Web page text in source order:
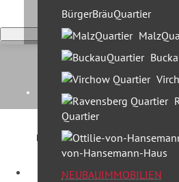
BürgerBräuQuartier
Quartier
von-Hansemann-Haus
NEUBAUIMMOBILIEN
Besser beraten